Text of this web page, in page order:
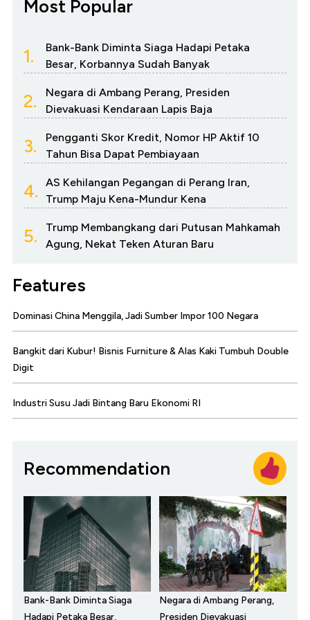
Most Popular
1.
Bank-Bank Diminta Siaga Hadapi Petaka
Besar, Korbannya Sudah Banyak
2.
Negara di Ambang Perang, Presiden
Dievakuasi Kendaraan Lapis Baja
3.
Pengganti Skor Kredit, Nomor HP Aktif 10
Tahun Bisa Dapat Pembiayaan
4.
AS Kehilangan Pegangan di Perang Iran,
Trump Maju Kena-Mundur Kena
5.
Trump Membangkang dari Putusan Mahkamah
Agung, Nekat Teken Aturan Baru
Features
Dominasi China Menggila, Jadi Sumber Impor 100 Negara
Bangkit dari Kubur! Bisnis Furniture & Alas Kaki Tumbuh Double
Digit
Industri Susu Jadi Bintang Baru Ekonomi RI
Recommendation
Bank-Bank Diminta Siaga
Hadapi Petaka Besar,
Negara di Ambang Perang,
Presiden Dievakuasi